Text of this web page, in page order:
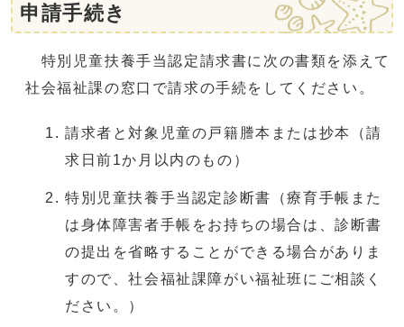
申請手続き
特別児童扶養手当認定請求書に次の書類を添えて
社会福祉課の窓口で請求の手続をしてください。
請求者と対象児童の戸籍謄本または抄本（請
求日前1か月以内のもの）
特別児童扶養手当認定診断書（療育手帳また
は身体障害者手帳をお持ちの場合は、診断書
の提出を省略することができる場合がありま
すので、社会福祉課障がい福祉班にご相談く
ださい。）